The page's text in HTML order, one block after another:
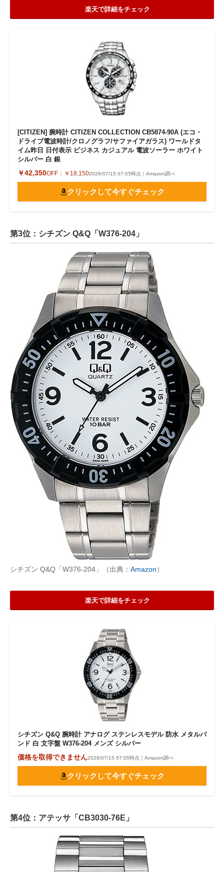
楽天で詳細をチェック
[CITIZEN] 腕時計 CITIZEN COLLECTION CB5874-90A (エコ・
ドライブ電波時計/クロノグラフ/サファイアガラス) ワールドタ
イム昨日 日付表示 ビジネス カジュアル 電波ソーラー ホワイト
シルバー 白 銀
￥42,350OFF： ￥18,1502026/07/15 07:05時点｜Amazon調べ
クリックして今すぐチェック
第3位：シチズン Q&Q「W376-204」
シチズン Q&Q「W376-204」（出典： Amazon）
楽天で詳細をチェック
シチズン Q&Q 腕時計 アナログ ステンレスモデル 防水 メタルバ
ンド 白 文字盤 W376-204 メンズ シルバー
価格を取得できません2026/07/15 07:05時点｜Amazon調べ
クリックして今すぐチェック
第4位：アテッサ「CB3030-76E」